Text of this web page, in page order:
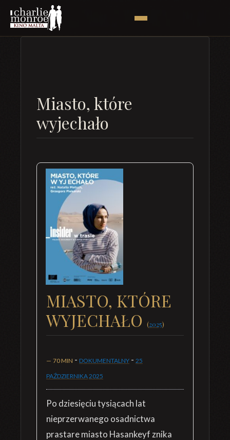
Miasto, które
wyjechało
MIASTO, KTÓRE
WYJECHAŁO (2025)
— 70 MIN - DOKUMENTALNY - 25
PAŹDZIERNIKA2025
Po dziesięciu tysiącach lat
nieprzerwanego osadnictwa
prastare miasto Hasankeyf znika